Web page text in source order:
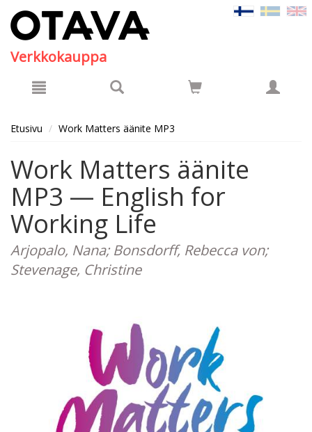
Verkkokauppa
Etusivu Work Matters äänite MP3
Work Matters äänite
MP3 — English for
Working Life
Arjopalo, Nana; Bonsdorff, Rebecca von;
Stevenage, Christine